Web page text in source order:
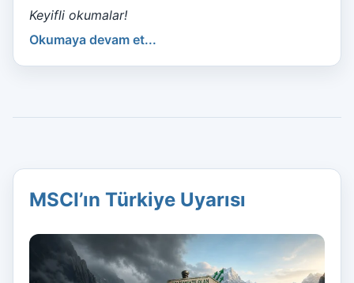
Keyifli okumalar!
Okumaya devam et...
MSCI’ın Türkiye Uyarısı